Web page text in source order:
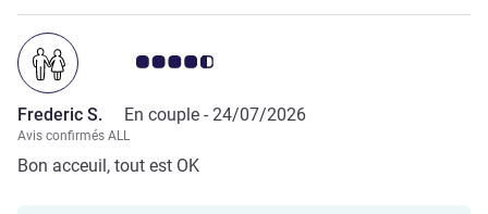
Note Avis clients 4.5/5
Frederic S. En couple - 24/07/2026
Avis confirmés ALL
Bon acceuil, tout est OK